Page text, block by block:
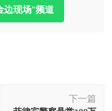
边现场”频道
下一篇